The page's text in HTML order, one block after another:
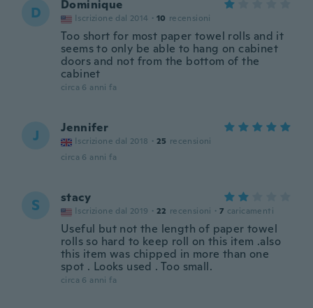
D Dominique
Iscrizione dal 2014 · 10 recensioni
Too short for most paper towel rolls and it
seems to only be able to hang on cabinet
doors and not from the bottom of the
cabinet
circa 6 anni fa
J Jennifer
Iscrizione dal 2018 · 25 recensioni
circa 6 anni fa
S stacy
Iscrizione dal 2019 · 22 recensioni · 7 caricamenti
Useful but not the length of paper towel
rolls so hard to keep roll on this item .also
this item was chipped in more than one
spot . Looks used . Too small.
circa 6 anni fa